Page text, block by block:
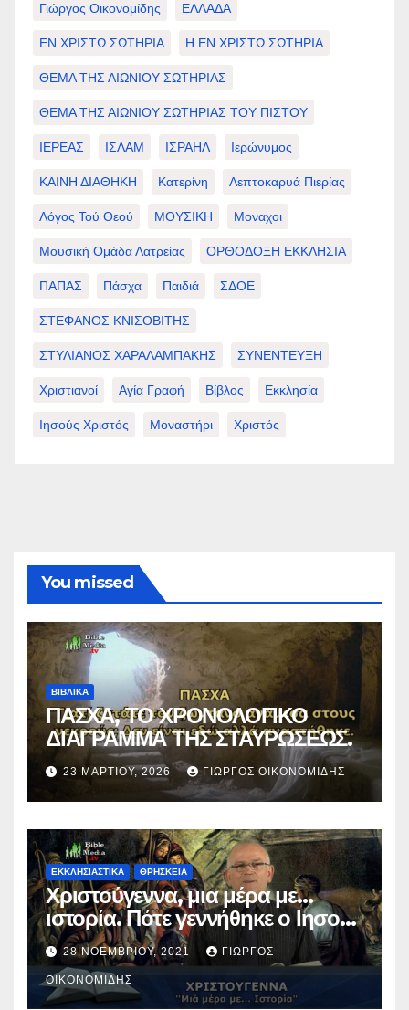
Γιώργος Οικονομίδης ΕΛΛΑΔΑ
ΕΝ ΧΡΙΣΤΩ ΣΩΤΗΡΙΑ Η ΕΝ ΧΡΙΣΤΩ ΣΩΤΗΡΙΑ
ΘΕΜΑ ΤΗΣ ΑΙΩΝΙΟΥ ΣΩΤΗΡΙΑΣ
ΘΕΜΑ ΤΗΣ ΑΙΩΝΙΟΥ ΣΩΤΗΡΙΑΣ ΤΟΥ ΠΙΣΤΟΥ
ΙΕΡΕΑΣ ΙΣΛΑΜ ΙΣΡΑΗΛ Ιερώνυμος
ΚΑΙΝΗ ΔΙΑΘΗΚΗ Κατερίνη Λεπτοκαρυά Πιερίας
Λόγος Τού Θεού ΜΟΥΣΙΚΗ Μοναχοι
Μουσική Ομάδα Λατρείας ΟΡΘΟΔΟΞΗ ΕΚΚΛΗΣΙΑ
ΠΑΠΑΣ Πάσχα Παιδιά ΣΔΟΕ
ΣΤΕΦΑΝΟΣ ΚΝΙΣΟΒΙΤΗΣ
ΣΤΥΛΙΑΝΟΣ ΧΑΡΑΛΑΜΠΑΚΗΣ ΣΥΝΕΝΤΕΥΞΗ
Χριστιανοί Αγία Γραφή Βίβλος Εκκλησία
Ιησούς Χριστός Μοναστήρι Χριστός
You missed
ΒΙΒΛΙΚΑ
ΠΑΣΧΑ, ΤΟ ΧΡΟΝΟΛΟΓΙΚΟ
ΔΙΑΓΡΑΜΜΑ ΤΗΣ ΣΤΑΥΡΩΣΕΩΣ.
23 ΜΑΡΤΊΟΥ, 2026 ΓΙΏΡΓΟΣ ΟΙΚΟΝΟΜΊΔΗΣ
ΕΚΚΛΗΣΙΑΣΤΙΚΑ ΘΡΗΣΚΕΙΑ
Χριστούγεννα, μια μέρα με…
ιστορία. Πότε γεννήθηκε ο Ιησούς
Χριστός; (Βίντεο).
28 ΝΟΕΜΒΡΊΟΥ, 2021 ΓΙΏΡΓΟΣ
ΟΙΚΟΝΟΜΊΔΗΣ